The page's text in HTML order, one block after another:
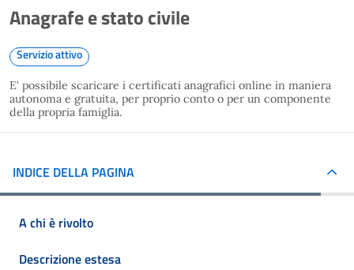
Anagrafe e stato civile
Servizio attivo
E' possibile scaricare i certificati anagrafici online in maniera
autonoma e gratuita, per proprio conto o per un componente
della propria famiglia.
INDICE DELLA PAGINA
A chi è rivolto
Descrizione estesa